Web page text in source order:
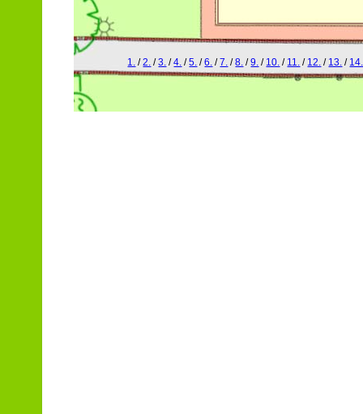
1. /2. /3. /4. /5. /6. /7. /8. /9. / 10. / 11. / 12. / 13. / 14.